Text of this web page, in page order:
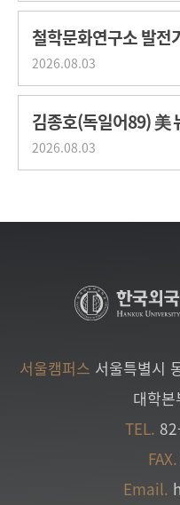
철학문화연구소 발
2026.08.03
2026.08.03
서울캠퍼스 서울특별시
대학
TEL.
FAX.
Email.